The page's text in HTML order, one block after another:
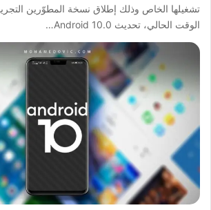
تشغيلها الخاص وذلك إطلاق نسخة المطوّرين
الوقت الحالي، تحديث Android 10.0…